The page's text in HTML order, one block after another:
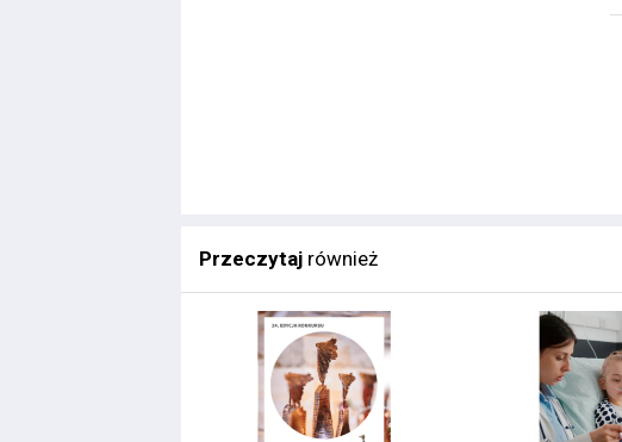
Przeczytaj również